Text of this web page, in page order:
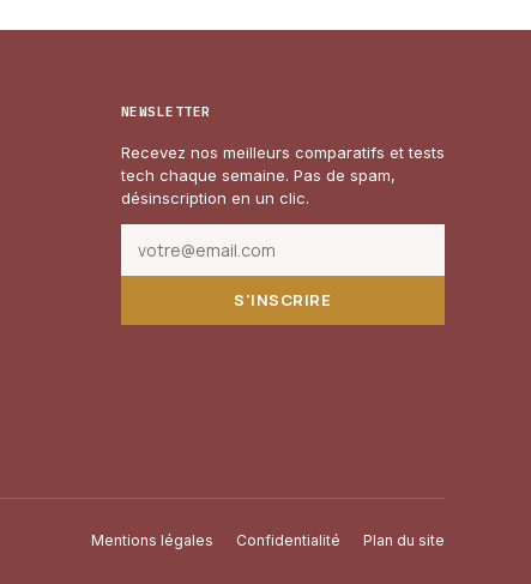
NEWSLETTER
Recevez nos meilleurs comparatifs et tests
tech chaque semaine. Pas de spam,
désinscription en un clic.
S'INSCRIRE
Mentions légales Confidentialité Plan du site